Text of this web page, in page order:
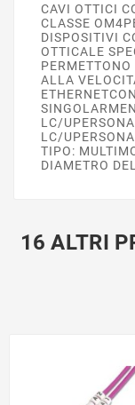
CAVI OTTICI
CLASSE
DISPOSITIVI
OTTICALE
ALLA
LC/
LC/
TIPO:
DIAMETRO
16 ALTRI